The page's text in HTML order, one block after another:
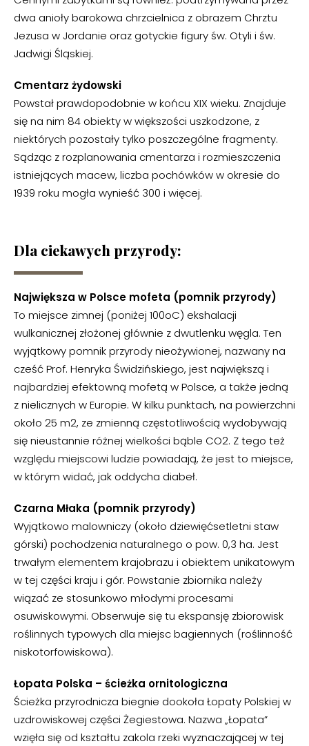
dwa anioły barokowa chrzcielnica z obrazem Chrztu
Jezusa w Jordanie oraz gotyckie figury św. Otyli i św.
Jadwigi Śląskiej.
Cmentarz żydowski
Powstał prawdopodobnie w końcu XIX wieku. Znajduje
się na nim 84 obiekty w większości uszkodzone, z
niektórych pozostały tylko poszczególne fragmenty.
Sądząc z rozplanowania cmentarza i rozmieszczenia
istniejących macew, liczba pochówków w okresie do
1939 roku mogła wynieść 300 i więcej.
Dla ciekawych przyrody:
Największa w Polsce mofeta (pomnik przyrody)
To miejsce zimnej (poniżej 100oC) ekshalacji
wulkanicznej złożonej głównie z dwutlenku węgla. Ten
wyjątkowy pomnik przyrody nieożywionej, nazwany na
cześć Prof. Henryka Świdzińskiego, jest największą i
najbardziej efektowną mofetą w Polsce, a także jedną
z nielicznych w Europie. W kilku punktach, na powierzchni
około 25 m2, ze zmienną częstotliwością wydobywają
się nieustannie różnej wielkości bąble CO2. Z tego też
względu miejscowi ludzie powiadają, że jest to miejsce,
w którym widać, jak oddycha diabeł.
Czarna Młaka (pomnik przyrody)
Wyjątkowo malowniczy (około dziewięćsetletni staw
górski) pochodzenia naturalnego o pow. 0,3 ha. Jest
trwałym elementem krajobrazu i obiektem unikatowym
w tej części kraju i gór. Powstanie zbiornika należy
wiązać ze stosunkowo młodymi procesami
osuwiskowymi. Obserwuje się tu ekspansję zbiorowisk
roślinnych typowych dla miejsc bagiennych (roślinność
niskotorfowiskowa).
Łopata Polska – ścieżka ornitologiczna
Ścieżka przyrodnicza biegnie dookoła Łopaty Polskiej w
uzdrowiskowej części Żegiestowa. Nazwa „Łopata”
wzięła się od kształtu zakola rzeki wyznaczającej w tej